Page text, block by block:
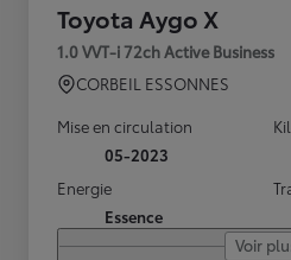
Toyota Aygo X
1.0 VVT-i 72ch Active Business
CORBEIL ESSONNES
Mise en circulation
05-2023
Energie
Essence
Voir